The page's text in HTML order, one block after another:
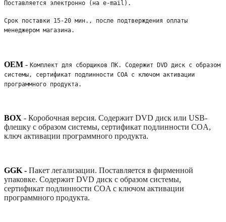
Поставляется электронно (на e-mail).
Срок поставки 15-20 мин., после подтверждения оплаты
менеджером магазина.
OEM - Комплект для сборщиков ПК. Содержит DVD диск с образом
системы, сертификат подлинности COA с ключом активации
программного продукта.
BOX - Коробочная версия. Содержит DVD диск или USB-
флешку с образом системы, сертификат подлинности COA,
ключ активации программного продукта.
GGK - Пакет легализации. Поставляется в фирменной
упаковке. Содержит DVD диск с образом системы,
сертификат подлинности COA с ключом активации
программного продукта.